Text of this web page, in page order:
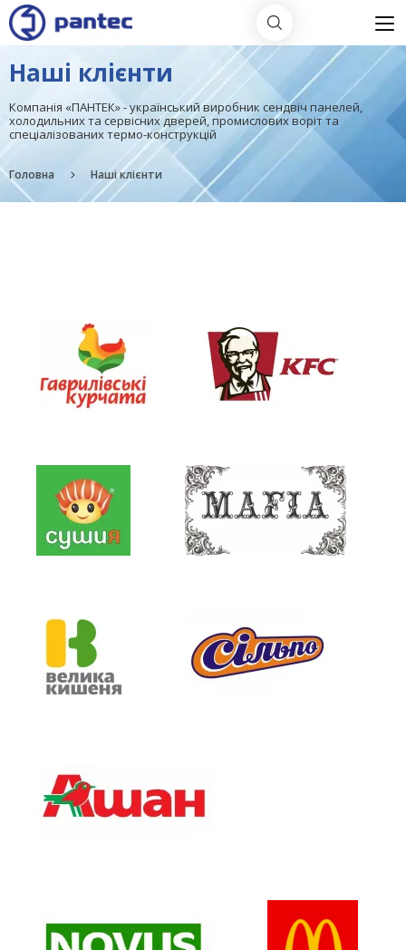
Наші клієнти
Компанія «ПАНТЕК» - український виробник сендвіч панелей,
холодильних та сервісних дверей, промислових воріт та
спеціалізованих термо-конструкцій
Головна Наші клієнти